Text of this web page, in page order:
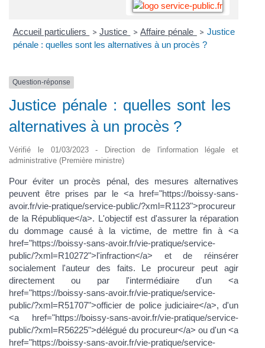
Accueil particuliers > Justice > Affaire pénale > Justice
pénale : quelles sont les alternatives à un procès ?
Question-réponse
Justice pénale : quelles sont les
alternatives à un procès ?
Vérifié le 01/03/2023 - Direction de l'information légale et
administrative (Première ministre)
Pour éviter un procès pénal, des mesures alternatives
peuvent être prises par le <a href="https://boissy-sans-
avoir.fr/vie-pratique/service-public/?xml=R1123">procureur
de la République</a>. L'objectif est d'assurer la réparation
du dommage causé à la victime, de mettre fin à <a
href="https://boissy-sans-avoir.fr/vie-pratique/service-
public/?xml=R10272">l'infraction</a> et de réinsérer
socialement l'auteur des faits. Le procureur peut agir
directement ou par l'intermédiaire d'un <a
href="https://boissy-sans-avoir.fr/vie-pratique/service-
public/?xml=R51707">officier de police judiciaire</a>, d'un
<a href="https://boissy-sans-avoir.fr/vie-pratique/service-
public/?xml=R56225">délégué du procureur</a> ou d'un <a
href="https://boissy-sans-avoir.fr/vie-pratique/service-